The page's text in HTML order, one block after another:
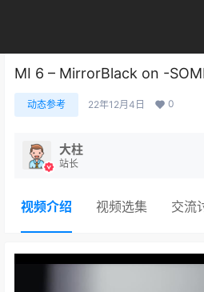
MI 6 – MirrorBlack on -
动态参考 22年12月4日 0
大柱
站长
视频介绍 视频选集 交流